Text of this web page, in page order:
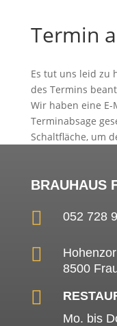
Termin
Es tut uns leid zu
des Termins
Wir haben eine
Terminabsage
Schaltfläche, um
BRAUHAUS
 052 728

8500

Mo. bis